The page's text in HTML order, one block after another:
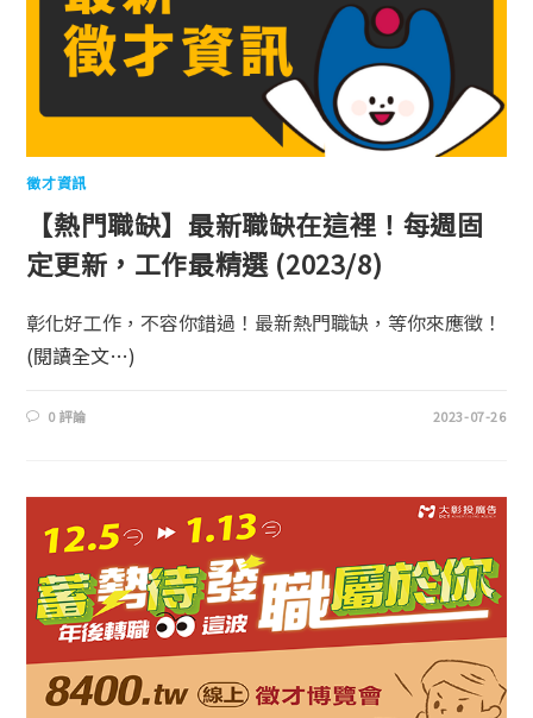
徵才資訊
【熱門職缺】最新職缺在這裡！每週固
定更新，工作最精選 (2023/8)
彰化好工作，不容你錯過！最新熱門職缺，等你來應徵！
(閱讀全文…)
0 評論 2023-07-26